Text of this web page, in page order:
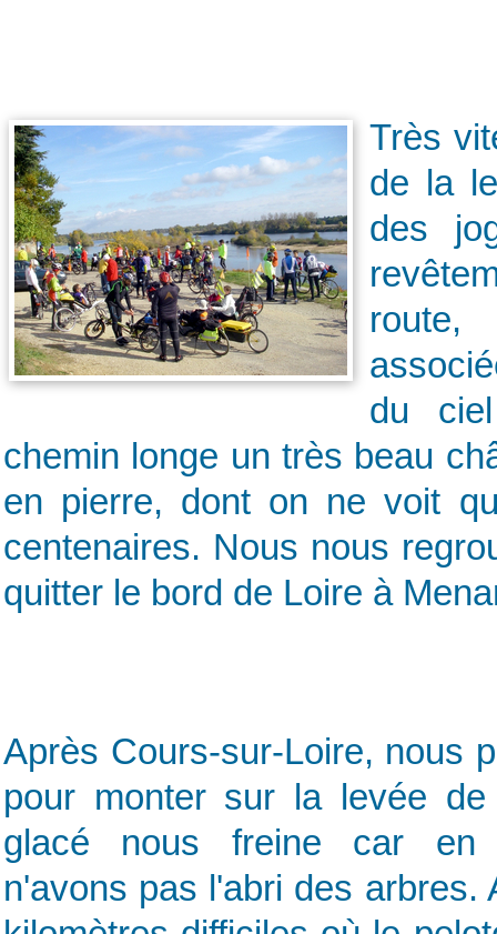
Très
de la
des
route,
du
chemin longe un très beau
en pierre, dont on ne voit
centenaires. Nous nous
quitter le bord de Loire à
Après Cours-sur-Loire, nous
pour monter sur la levée
glacé nous freine car en
n'avons pas l'abri des arbres.